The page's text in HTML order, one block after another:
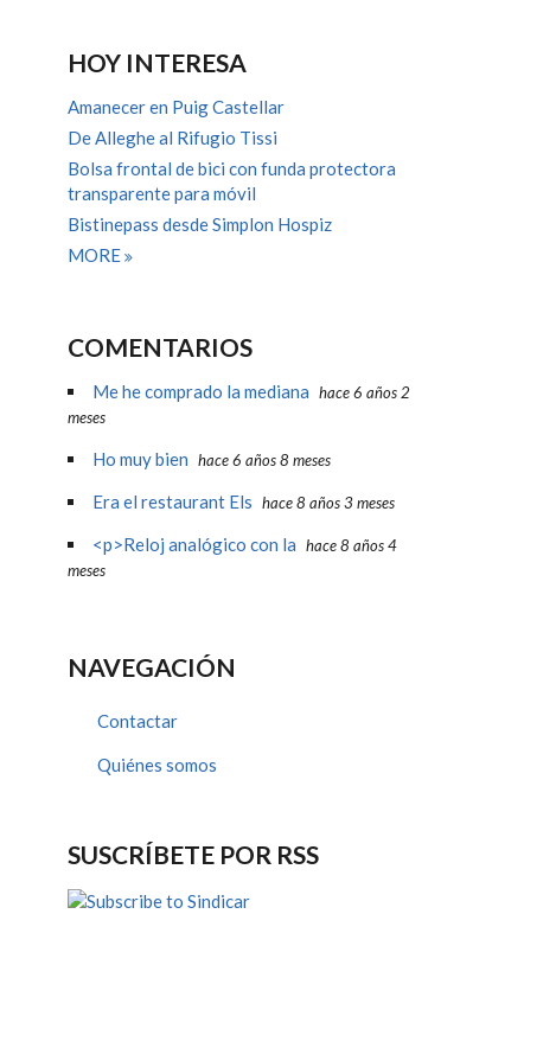
HOY INTERESA
Amanecer en Puig Castellar
De Alleghe al Rifugio Tissi
Bolsa frontal de bici con funda protectora
transparente para móvil
Bistinepass desde Simplon Hospiz
MORE
COMENTARIOS
Me he comprado la mediana hace 6 años 2
meses
Ho muy bien hace 6 años 8 meses
Era el restaurant Els hace 8 años 3 meses
<p>Reloj analógico con la hace 8 años 4
meses
NAVEGACIÓN
Contactar
Quiénes somos
SUSCRÍBETE POR RSS